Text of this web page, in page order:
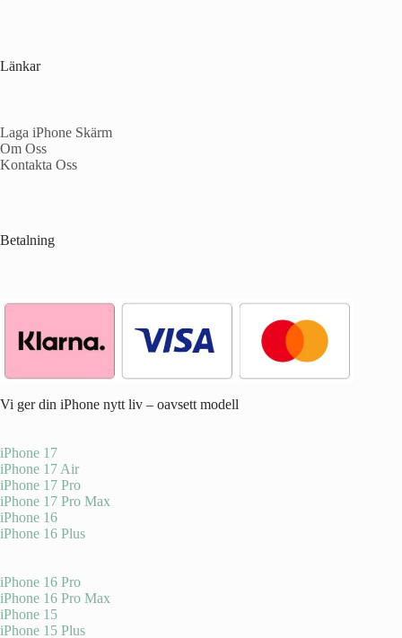
Länkar
Laga iPhone Skärm
Om Oss
Kontakta Oss
Betalning
Vi ger din iPhone nytt liv – oavsett modell
iPhone 17
iPhone 17 Air
iPhone 17 Pro
iPhone 17 Pro Max
iPhone 16
iPhone 16 Plus
iPhone 16 Pro
iPhone 16 Pro Max
iPhone 15
iPhone 15 Plus